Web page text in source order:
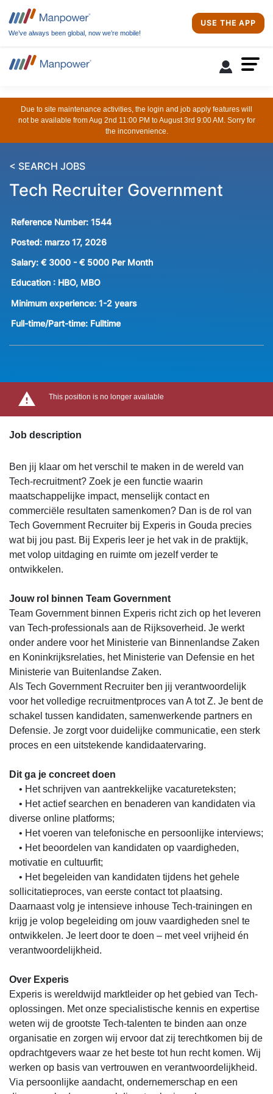
We’ve always been global, now we’re mobile!
USE THE APP
Due to site maintenance activities, the login and job apply features will
not be available from Aug 2nd 11:00 PM to August 3rd 9:00 AM. Sorry for
the inconvenience.
< SEARCH JOBS
Tech Recruiter Government
Reference Number: 1544
Posted: marzo 17, 2026
Salary: € 3000 - € 5000 Per Month
Education : HBO, MBO
Minimum experience: 1-2 years
Full-time/Part-time: Fulltime
This position is no longer available
Job description
Ben jij klaar om het verschil te maken in de wereld van
Tech-recruitment? Zoek je een functie waarin
maatschappelijke impact, menselijk contact en
commerciële resultaten samenkomen? Dan is de rol van
Tech Government Recruiter bij Experis in Gouda precies
wat bij jou past. Bij Experis leer je het vak in de praktijk,
met volop uitdaging en ruimte om jezelf verder te
ontwikkelen.
Jouw rol binnen Team Government
Team Government binnen Experis richt zich op het leveren
van Tech-professionals aan de Rijksoverheid. Je werkt
onder andere voor het Ministerie van Binnenlandse Zaken
en Koninkrijksrelaties, het Ministerie van Defensie en het
Ministerie van Buitenlandse Zaken.
Als Tech Government Recruiter ben jij verantwoordelijk
voor het volledige recruitmentproces van A tot Z. Je bent de
schakel tussen kandidaten, samenwerkende partners en
Defensie. Je zorgt voor duidelijke communicatie, een sterk
proces en een uitstekende kandidaatervaring.
Dit ga je concreet doen
• Het schrijven van aantrekkelijke vacatureteksten;
• Het actief searchen en benaderen van kandidaten via
diverse online platforms;
• Het voeren van telefonische en persoonlijke interviews;
• Het beoordelen van kandidaten op vaardigheden,
motivatie en cultuurfit;
• Het begeleiden van kandidaten tijdens het gehele
sollicitatieproces, van eerste contact tot plaatsing.
Daarnaast volg je intensieve inhouse Tech-trainingen en
krijg je volop begeleiding om jouw vaardigheden snel te
ontwikkelen. Je leert door te doen – met veel vrijheid én
verantwoordelijkheid.
Over Experis
Experis is wereldwijd marktleider op het gebied van Tech-
oplossingen. Met onze specialistische kennis en expertise
weten wij de grootste Tech-talenten te binden aan onze
organisatie en zorgen wij ervoor dat zij terechtkomen bij de
opdrachtgevers waar ze het beste tot hun recht komen. Wij
werken op basis van vertrouwen en verantwoordelijkheid.
Via persoonlijke aandacht, ondernemerschap en een